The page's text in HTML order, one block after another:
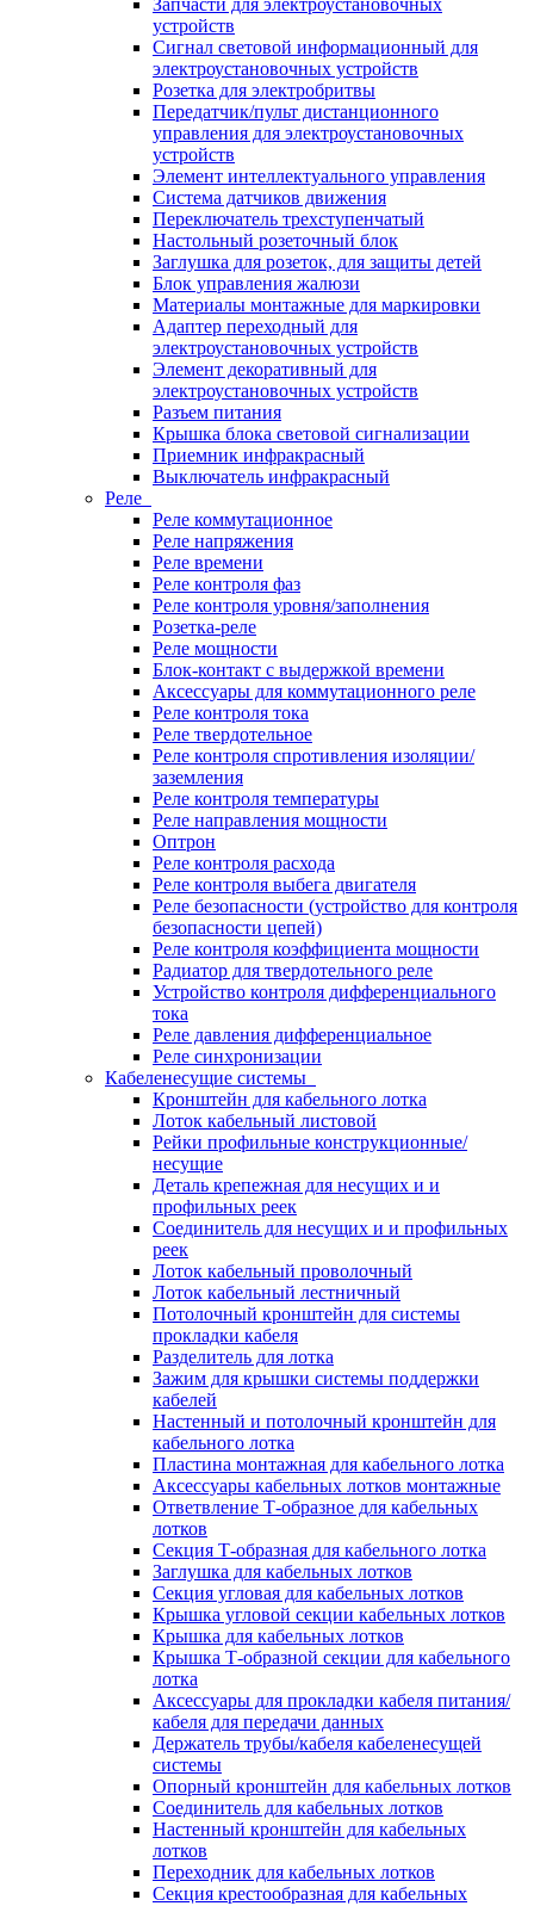
Запчасти для электроустановочных
устройств
Сигнал световой информационный для
электроустановочных устройств
Розетка для электробритвы
Передатчик/пульт дистанционного
управления для электроустановочных
устройств
Элемент интеллектуального управления
Система датчиков движения
Переключатель трехступенчатый
Настольный розеточный блок
Заглушка для розеток, для защиты детей
Блок управления жалюзи
Материалы монтажные для маркировки
Адаптер переходный для
электроустановочных устройств
Элемент декоративный для
электроустановочных устройств
Разъем питания
Крышка блока световой сигнализации
Приемник инфракрасный
Выключатель инфракрасный
Реле
Реле коммутационное
Реле напряжения
Реле времени
Реле контроля фаз
Реле контроля уровня/заполнения
Розетка-реле
Реле мощности
Блок-контакт с выдержкой времени
Аксессуары для коммутационного реле
Реле контроля тока
Реле твердотельное
Реле контроля спротивления изоляции/
заземления
Реле контроля температуры
Реле направления мощности
Оптрон
Реле контроля расхода
Реле контроля выбега двигателя
Реле безопасности (устройство для контроля
безопасности цепей)
Реле контроля коэффициента мощности
Радиатор для твердотельного реле
Устройство контроля дифференциального
тока
Реле давления дифференциальное
Реле синхронизации
Кабеленесущие системы
Кронштейн для кабельного лотка
Лоток кабельный листовой
Рейки профильные конструкционные/
несущие
Деталь крепежная для несущих и и
профильных реек
Соединитель для несущих и и профильных
реек
Лоток кабельный проволочный
Лоток кабельный лестничный
Потолочный кронштейн для системы
прокладки кабеля
Разделитель для лотка
Зажим для крышки системы поддержки
кабелей
Настенный и потолочный кронштейн для
кабельного лотка
Пластина монтажная для кабельного лотка
Аксессуары кабельных лотков монтажные
Ответвление Т-образное для кабельных
лотков
Секция Т-образная для кабельного лотка
Заглушка для кабельных лотков
Секция угловая для кабельных лотков
Крышка угловой секции кабельных лотков
Крышка для кабельных лотков
Крышка Т-образной секции для кабельного
лотка
Аксессуары для прокладки кабеля питания/
кабеля для передачи данных
Держатель трубы/кабеля кабеленесущей
системы
Опорный кронштейн для кабельных лотков
Соединитель для кабельных лотков
Настенный кронштейн для кабельных
лотков
Переходник для кабельных лотков
Секция крестообразная для кабельных